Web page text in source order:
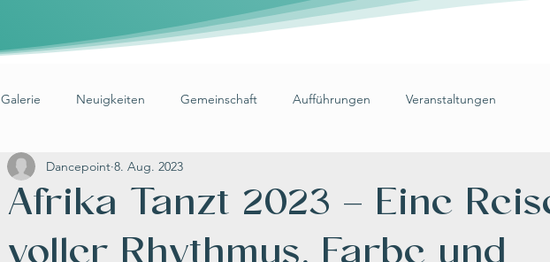
Galerie Neuigkeiten Gemeinschaft Aufführungen Veranstaltungen
Afrika Tanzt 2023 – Eine
Dancepoint 8. Aug. 2023